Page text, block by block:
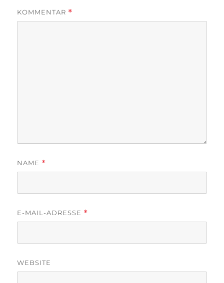
KOMMENTAR *
NAME *
E-MAIL-ADRESSE *
WEBSITE